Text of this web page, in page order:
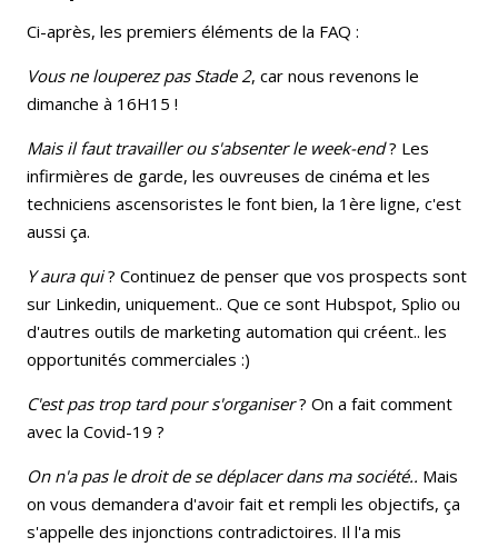
Ci-après, les premiers éléments de la FAQ :
Vous ne louperez pas Stade 2, car nous revenons le
dimanche à 16H15 !
Mais il faut travailler ou s'absenter le week-end? Les
infirmières de garde, les ouvreuses de cinéma et les
techniciens ascensoristes le font bien, la 1ère ligne, c'est
aussi ça.
Y aura qui? Continuez de penser que vos prospects sont
sur Linkedin, uniquement.. Que ce sont Hubspot, Splio ou
d'autres outils de marketing automation qui créent.. les
opportunités commerciales :)
C'est pas trop tard pour s'organiser? On a fait comment
avec la Covid-19 ?
On n'a pas le droit de se déplacer dans ma société.. Mais
on vous demandera d'avoir fait et rempli les objectifs, ça
s'appelle des injonctions contradictoires. Il l'a mis